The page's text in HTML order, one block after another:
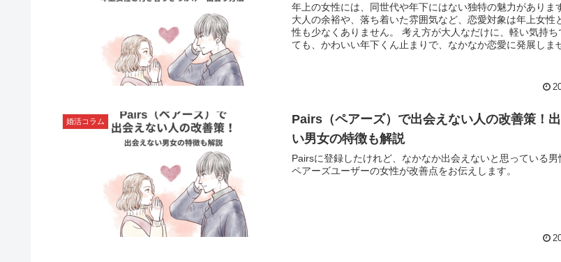
年上の女性には、同世代や年下にはない独特の魅力がありま
大人の余裕や、落ち着いた雰囲気など、恋愛対象は年上女性
性も少なくありません。 考え方が大人なだけに、軽い気持ちで近づい
ても、かわいい年下くん止まりで、なかなか恋愛に発展しませ
婚活コラム
Pairs（ペアーズ）で出会えない人の改善策！
い男女の特徴も解説
Pairsに登録したけれど、なかなか出会えないと思っている男
ペアーズユーザーの女性が改善点をお伝えします。